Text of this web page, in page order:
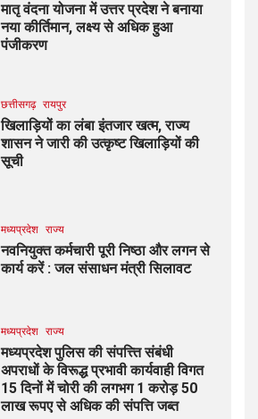
मातृ वंदना योजना में उत्तर प्रदेश ने बनाया
नया कीर्तिमान, लक्ष्य से अधिक हुआ
पंजीकरण
छत्तीसगढ़ रायपुर
खिलाड़ियों का लंबा इंतजार खत्म, राज्य
शासन ने जारी की उत्कृष्ट खिलाड़ियों की
सूची
मध्यप्रदेश राज्य
नवनियुक्त कर्मचारी पूरी निष्ठा और लगन से
कार्य करें : जल संसाधन मंत्री सिलावट
मध्यप्रदेश राज्य
मध्यप्रदेश पुलिस की संपत्त्ति संबंधी
अपराधों के विरूद्ध प्रभावी कार्यवाही विगत
15 दिनों में चोरी की लगभग 1 करोड़ 50
लाख रूपए से अधिक की संपत्ति जब्‍त